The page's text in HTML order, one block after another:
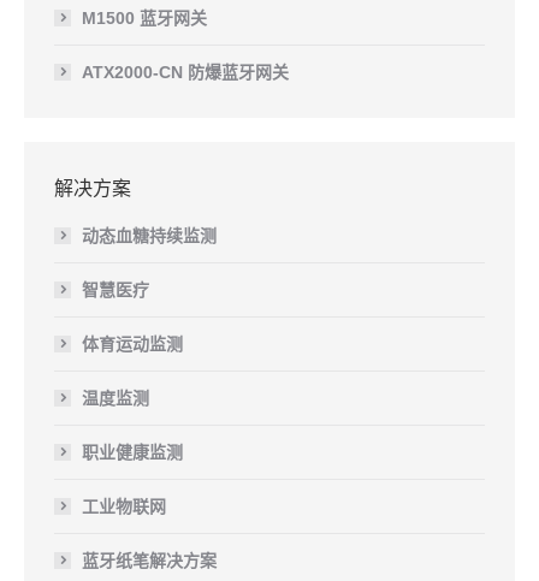
M1500 蓝牙网关
ATX2000-CN 防爆蓝牙网关
解决方案
动态血糖持续监测
智慧医疗
体育运动监测
温度监测
职业健康监测
工业物联网
蓝牙纸笔解决方案